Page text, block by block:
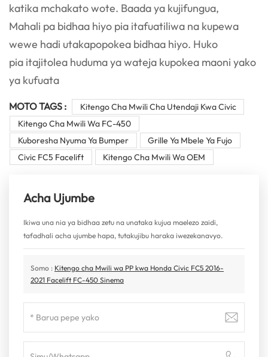
katika mchakato wote. Baada ya kujifungua,
Mahali pa bidhaa hiyo pia itafuatiliwa na kupewa
wewe hadi utakapopokea bidhaa hiyo. Huko
pia itajitolea huduma ya wateja kupokea maoni yako
ya kufuata
MOTO TAGS :
Kitengo Cha Mwili Cha Utendaji Kwa Civic
Kitengo Cha Mwili Wa FC-450
Kuboresha Nyuma Ya Bumper
Grille Ya Mbele Ya Fujo
Civic FC5 Facelift
Kitengo Cha Mwili Wa OEM
Acha Ujumbe
Ikiwa una nia ya bidhaa zetu na unataka kujua maelezo zaidi,
tafadhali acha ujumbe hapa, tutakujibu haraka iwezekanavyo.
Somo : Kitengo cha Mwili wa PP kwa Honda Civic FC5 2016-
2021 Facelift FC-450 Sinema